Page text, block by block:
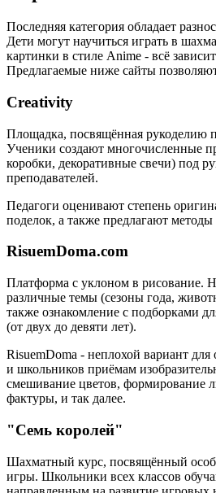
Последняя категория обладает
Дети могут научиться играть в
картинки в стиле Anime - всё
Предлагаемые ниже сайты
Creativity
Площадка, посвящённая рукоделию
Ученики создают многочисленные
коробки, декоративные свечи) под
преподавателей.
Педагоги оценивают степень
поделок, а также предлагают
RisuemDoma.com
Платформа с уклоном в рисование.
различные темы (сезоны года,
также ознакомление с подборками
(от двух до девяти лет).
RisuemDoma - неплохой вариант
и школьников приёмам
смешивание цветов, формирование
фактуры, и так далее.
"Семь королей"
Шахматный курс, посвящённый
игры. Школьники всех классов